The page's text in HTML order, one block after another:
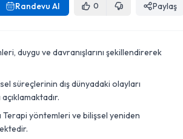
Randevu Al 0 Paylaş
duygu ve davranışlarını şekillendirerek
süreçlerinin dış dünyadaki olayları
Terapi yöntemleri ve bilişsel yeniden